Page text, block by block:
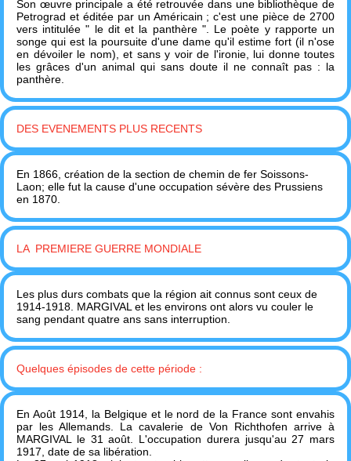
Son œuvre principale a été retrouvée dans une bibliothèque de
Petrograd et éditée par un Américain ; c'est une pièce de 2700
vers intitulée " le dit et la panthère ". Le poète y rapporte un
songe qui est la poursuite d'une dame qu'il estime fort (il n'ose
en dévoiler le nom), et sans y voir de l'ironie, lui donne toutes
les grâces d'un animal qui sans doute il ne connaît pas : la
panthère.
DES EVENEMENTS PLUS RECENTS
En 1866, création de la section de chemin de fer Soissons-
Laon; elle fut la cause d'une occupation sévère des Prussiens
en 1870.
LA PREMIERE GUERRE MONDIALE
Les plus durs combats que la région ait connus sont ceux de
1914-1918. MARGIVAL et les environs ont alors vu couler le
sang pendant quatre ans sans interruption.
Quelques épisodes de cette période :
En Août 1914, la Belgique et le nord de la France sont envahis
par les Allemands. La cavalerie de Von Richthofen arrive à
MARGIVAL le 31 août. L'occupation durera jusqu'au 27 mars
1917, date de sa libération.